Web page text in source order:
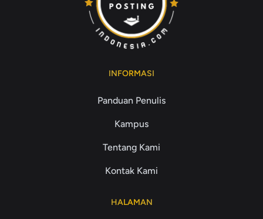
INFORMASI
Panduan Penulis
Kampus
Tentang Kami
Kontak Kami
HALAMAN